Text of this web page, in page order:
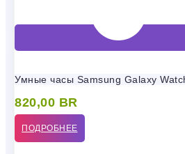
Умные часы Samsung Galaxy
820,00 BR
ПОДРОБНЕЕ